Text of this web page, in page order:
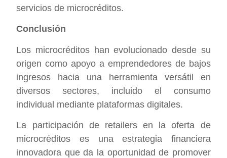
servicios de microcréditos.
Conclusión
Los microcréditos han evolucionado desde su
origen como apoyo a emprendedores de bajos
ingresos hacia una herramienta versátil en
diversos sectores, incluido el consumo
individual mediante plataformas digitales.
La participación de retailers en la oferta de
microcréditos es una estrategia financiera
innovadora que da la oportunidad de promover